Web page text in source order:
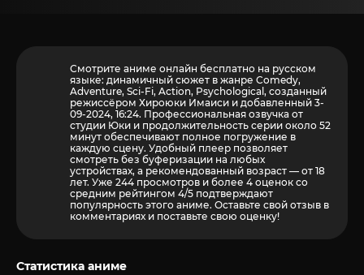
Смотрите аниме онлайн бесплатно на русском
языке: динамичный сюжет в жанре Comedy,
Adventure, Sci-Fi, Action, Psychological, созданный
режиссёром Хироюки Имаиси и добавленный 3-
09-2024, 16:24. Профессиональная озвучка от
студии Юки и продолжительность серии около 52
минут обеспечивают полное погружение в
каждую сцену. Удобный плеер позволяет
смотреть без буферизации на любых
устройствах, а рекомендованный возраст — от 18
лет. Уже 244 просмотров и более 4 оценок со
средним рейтингом 4/5 подтверждают
популярность этого аниме. Оставьте свой отзыв в
комментариях и поставьте свою оценку!
Статистика аниме